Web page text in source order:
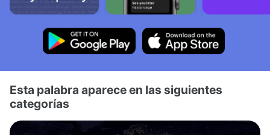
Esta palabra aparece en las siguientes
categorías